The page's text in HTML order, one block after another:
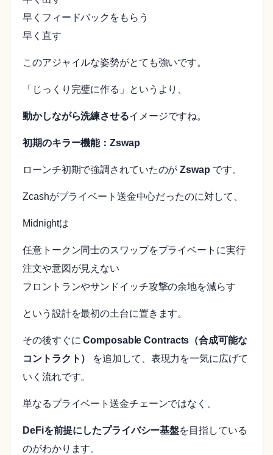
早くフィードバックをもらう
早く直す
このアジャイルな姿勢がとても強いです。
「じっくり完璧に作る」というより、
動かしながら洗練させるイメージですね。
初期のキラー機能：Zswap
ローンチ初期で強調されていたのがZswap です。
Zcashがプライベート送金中心だったのに対して、
Midnightは
任意トークン同士のスワップをプライベートに実行
注文や意図が見えない
フロントランやサンドイッチ攻撃の余地を減らす
という設計を最初の土台に置きます。
その後すぐにComposable Contracts（合成可能な
コントラクト）
を追加して、表現力を一気に広げて
いく流れです。
単なるプライベート送金チェーンではなく、
DeFiを前提にしたプライバシー基盤を目指している
のがわかります。